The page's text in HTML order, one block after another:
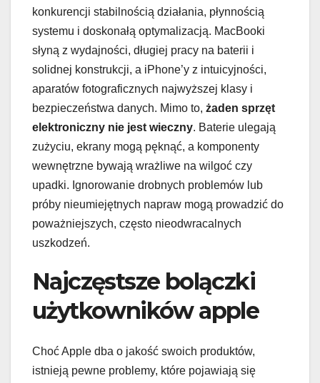
konkurencji stabilnością działania, płynnością
systemu i doskonałą optymalizacją. MacBooki
słyną z wydajności, długiej pracy na baterii i
solidnej konstrukcji, a iPhone’y z intuicyjności,
aparatów fotograficznych najwyższej klasy i
bezpieczeństwa danych. Mimo to, żaden sprzęt
elektroniczny nie jest wieczny. Baterie ulegają
zużyciu, ekrany mogą pęknąć, a komponenty
wewnętrzne bywają wrażliwe na wilgoć czy
upadki. Ignorowanie drobnych problemów lub
próby nieumiejętnych napraw mogą prowadzić do
poważniejszych, często nieodwracalnych
uszkodzeń.
Najczęstsze bolączki
użytkowników apple
Choć Apple dba o jakość swoich produktów,
istnieją pewne problemy, które pojawiają się